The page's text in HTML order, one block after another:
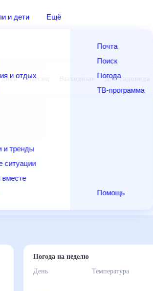
и дети Ещё
и отдых
и тренды
ситуации
вместе
Почта
Поиск
Погода
ТВ-программа
Помощь
14 дней Выходные
Погода на неделю
День
Температура